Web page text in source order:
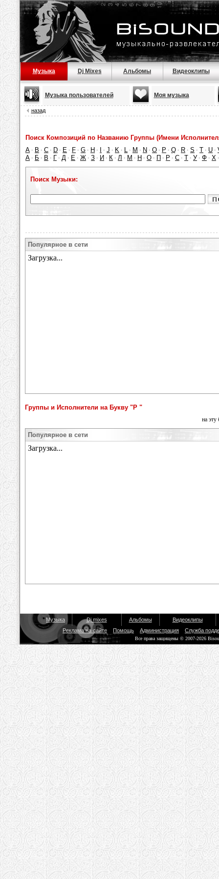
Музыка Dj Mixes Альбомы Видеоклипы
Музыка пользователей Моя музыка
назад
Поиск Композиций по Названию Группы (Имени
A · B · C · D · E · F · G · H · · J · K · L · M · N · O · P · Q · R · S · T · U ·
А · Б · В · Г · Д · Е · Ж · З · И · К · Л · М · Н · О · П · Р · С · Т · У · Ф · Х
Поиск Музыки:
Популярное в сети
Группы и Исполнители на Букву "Р "
на эту
Популярное в сети
Музыка Dj mixes Альбомы
Видеоклипы
Реклама на сайте
Помощь Администрация Служба
Все права защищены © 2007-2026